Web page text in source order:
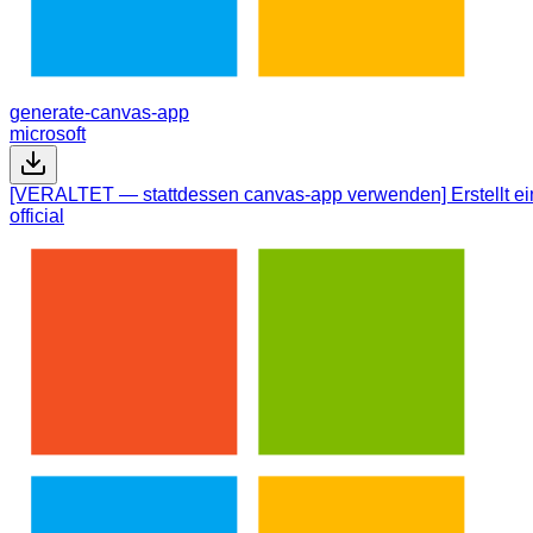
generate-canvas-app
microsoft
[VERALTET — stattdessen canvas-app verwenden] Erstellt
official